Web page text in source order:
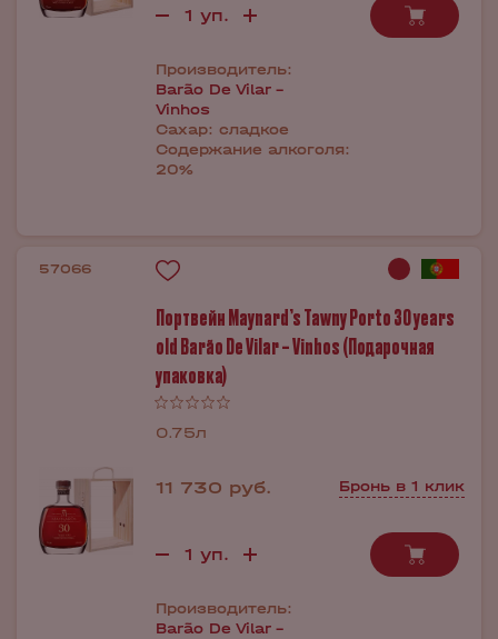
Производитель:
Barão De Vilar -
Vinhos
Сахар: сладкое
Содержание алкоголя:
20%
57066
Портвейн Maynard’s Tawny Porto 30 years
old Barão De Vilar – Vinhos (Подарочная
упаковка)
0.75л
11 730 руб. Бронь в 1 клик
Производитель:
Barão De Vilar -